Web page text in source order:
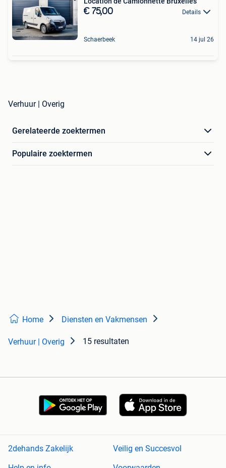
€ 75,00 Details
Schaerbeek 14 jul 26
Verhuur | Overig
Gerelateerde zoektermen
Populaire zoektermen
Home Diensten en Vakmensen
Verhuur | Overig 15 resultaten
2dehands Zakelijk
Veilig en Succesvol